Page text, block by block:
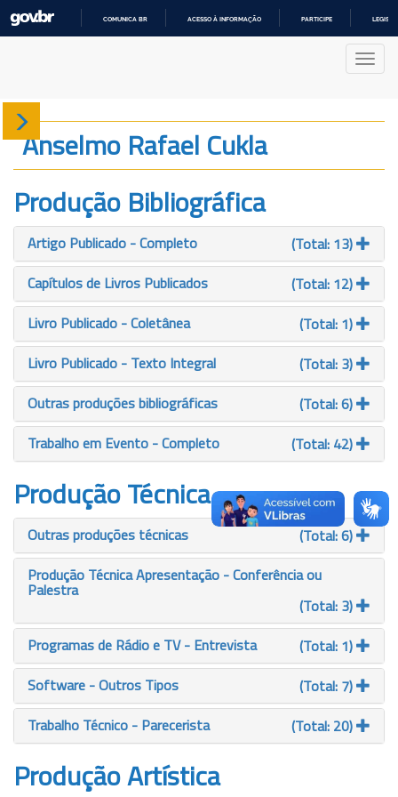
COMUNICA BR ACESSO À INFORMAÇÃO PARTICIPE
Sobre
Produção
Projetos
Gráficos
Anselmo Rafael Cukla
Produção Bibliográfica
Artigo Publicado - Completo
(Total: 13)
Capítulos de Livros Publicados
(Total: 12)
Livro Publicado - Coletânea
(Total: 1)
Livro Publicado - Texto Integral
(Total: 3)
Outras produções bibliográficas
(Total: 6)
Trabalho em Evento - Completo
(Total: 42)
Produção Técnica
Outras produções técnicas
(Total: 6)
Produção Técnica Apresentação - Conferência ou
Palestra
(Total: 3)
Programas de Rádio e TV - Entrevista
(Total: 1)
Software - Outros Tipos
(Total: 7)
Trabalho Técnico - Parecerista
(Total: 20)
Produção Artística